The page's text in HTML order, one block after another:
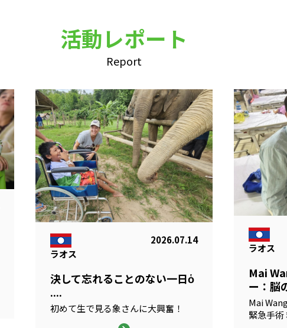
活動レポート
Report
ラオス
2026.07.14
決して忘れることのない一日ὁ
....
初めて生で見る象さんに大興奮！
ラオス
Mai
ー：脳
Mai
緊急手術